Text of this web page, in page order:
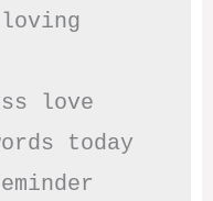
love
today